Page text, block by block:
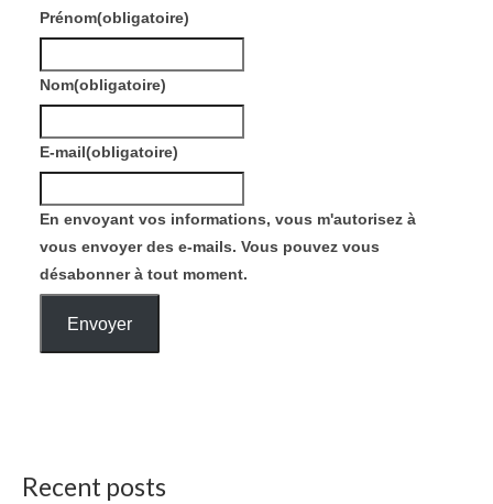
Prénom(obligatoire)
Nom(obligatoire)
E-mail(obligatoire)
En envoyant vos informations, vous m'autorisez à
vous envoyer des e-mails. Vous pouvez vous
désabonner à tout moment.
Envoyer
Recent posts